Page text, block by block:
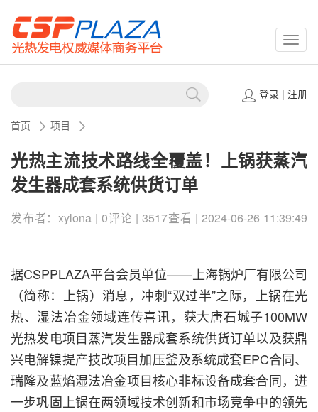
登录| 注册
首页 项目
光热主流技术路线全覆盖！上锅获蒸汽
发生器成套系统供货订单
发布者：xylona | 0评论 | 3517查看 | 2024-06-26 11:39:49
据CSPPLAZA平台会员单位——上海锅炉厂有限公司
（简称：上锅）消息，冲刺“双过半”之际，上锅在光
热、湿法冶金领域连传喜讯，获大唐石城子100MW
光热发电项目蒸汽发生器成套系统供货订单以及获鼎
兴电解镍提产技改项目加压釜及系统成套EPC合同、
瑞隆及蓝焰湿法冶金项目核心非标设备成套合同，进
一步巩固上锅在两领域技术创新和市场竞争中的领先